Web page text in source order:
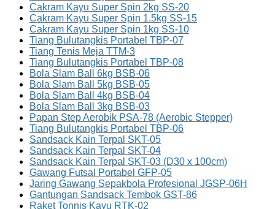
Cakram Kayu Super Spin 2kg SS-20
Cakram Kayu Super Spin 1.5kg SS-15
Cakram Kayu Super Spin 1kg SS-10
Tiang Bulutangkis Portabel TBP-07
Tiang Tenis Meja TTM-3
Tiang Bulutangkis Portabel TBP-08
Bola Slam Ball 6kg BSB-06
Bola Slam Ball 5kg BSB-05
Bola Slam Ball 4kg BSB-04
Bola Slam Ball 3kg BSB-03
Papan Step Aerobik PSA-78 (Aerobic Stepper)
Tiang Bulutangkis Portabel TBP-06
Sandsack Kain Terpal SKT-05
Sandsack Kain Terpal SKT-04
Sandsack Kain Terpal SKT-03 (D30 x 100cm)
Gawang Futsal Portabel GFP-05
Jaring Gawang Sepakbola Profesional JGSP-06H
Gantungan Sandsack Tembok GST-86
Raket Tonnis Kayu RTK-02